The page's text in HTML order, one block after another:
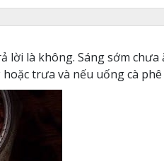
lời là không. Sáng sớm
trưa và nếu uống cà